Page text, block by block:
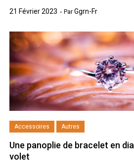
21 Février 2023
ParGgrn-Fr
Accessoires Autres
Une panoplie de bracelet en
volet